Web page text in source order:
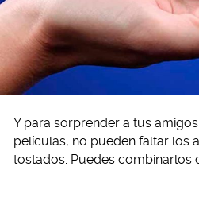
Y para sorprender a tus
películas, no pueden faltar los
tostados. Puedes combinarlos